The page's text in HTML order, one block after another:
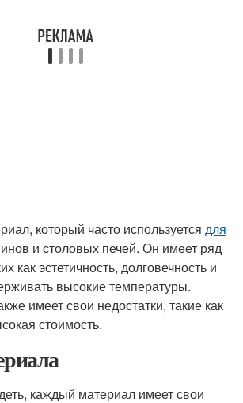
который часто используется для
и столовых печей. Он имеет ряд
как эстетичность, долговечность и
высокие температуры.
имеет свои недостатки, такие как
стоимость.
каждый материал имеет свои